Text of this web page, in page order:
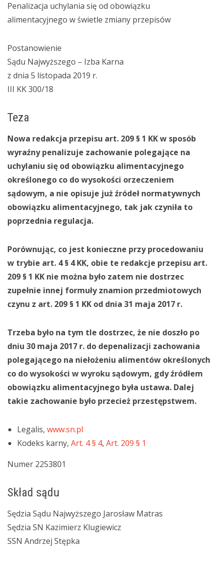
Penalizacja uchylania się od obowiązku
alimentacyjnego w świetle zmiany przepisów
Postanowienie
Sądu Najwyższego – Izba Karna
z dnia 5 listopada 2019 r.
III KK 300/18
Teza
Nowa redakcja przepisu art. 209 § 1 KK w sposób
wyraźny penalizuje zachowanie polegające na
uchylaniu się od obowiązku alimentacyjnego
określonego co do wysokości orzeczeniem
sądowym, a nie opisuje już źródeł normatywnych
obowiązku alimentacyjnego, tak jak czyniła to
poprzednia regulacja.
Porównując, co jest konieczne przy procedowaniu
w trybie art. 4 § 4 KK, obie te redakcje przepisu art.
209 § 1 KK nie można było zatem nie dostrzec
zupełnie innej formuły znamion przedmiotowych
czynu z art. 209 § 1 KK od dnia 31 maja 2017 r.
Trzeba było na tym tle dostrzec, że nie doszło po
dniu 30 maja 2017 r. do depenalizacji zachowania
polegającego na niełożeniu alimentów określonych
co do wysokości w wyroku sądowym, gdy źródłem
obowiązku alimentacyjnego była ustawa. Dalej
takie zachowanie było przecież przestępstwem.
Legalis, www.sn.pl
Kodeks karny, Art. 4 § 4, Art. 209 § 1
Numer 2253801
Skład sądu
Sędzia Sądu Najwyższego Jarosław Matras
Sędzia SN Kazimierz Klugiewicz
SSN Andrzej Stępka